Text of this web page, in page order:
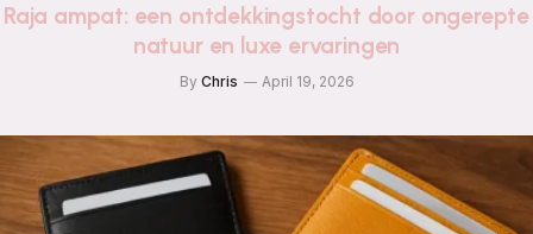
Raja ampat: een ontdekkingstocht door ongerepte
natuur en luxe ervaringen
By Chris April 19, 2026